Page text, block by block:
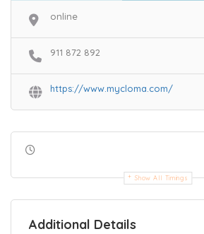
online
911 872 892
https://www.mycloma.com/
Show All Timings
Additional Details